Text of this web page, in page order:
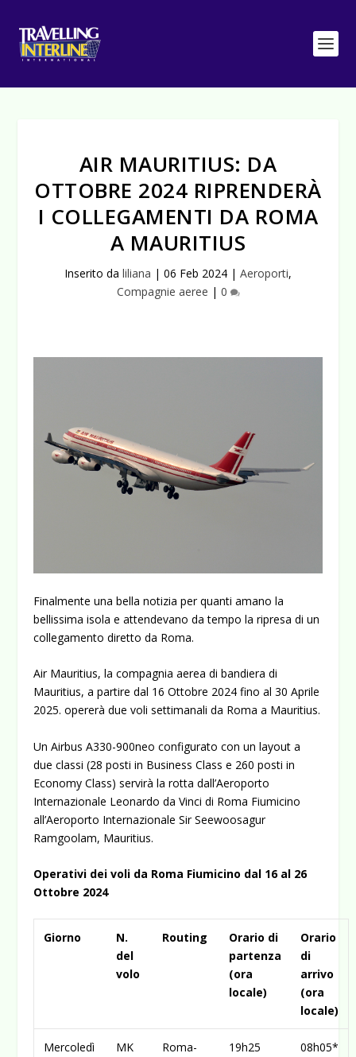
AIR MAURITIUS: DA
OTTOBRE 2024 RIPRENDERÀ
I COLLEGAMENTI DA ROMA
A MAURITIUS
Inserito da liliana | 06 Feb 2024 | Aeroporti,
Compagnie aeree | 0
Finalmente una bella notizia per quanti amano la
bellissima isola e attendevano da tempo la ripresa di un
collegamento diretto da Roma.
Air Mauritius, la compagnia aerea di bandiera di
Mauritius, a partire dal 16 Ottobre 2024 fino al 30 Aprile
2025. opererà due voli settimanali da Roma a Mauritius.
Un Airbus A330-900neo configurato con un layout a
due classi (28 posti in Business Class e 260 posti in
Economy Class) servirà la rotta dall’Aeroporto
Internazionale Leonardo da Vinci di Roma Fiumicino
all’Aeroporto Internazionale Sir Seewoosagur
Ramgoolam, Mauritius.
Operativi dei voli da Roma Fiumicino dal 16 al 26
Ottobre 2024
Giorno
N.
del
volo
Routing
Orario di
partenza
(ora
locale)
Orario
di
arrivo
(ora
locale)
Mercoledì
MK
Roma-
19h25 08h05*